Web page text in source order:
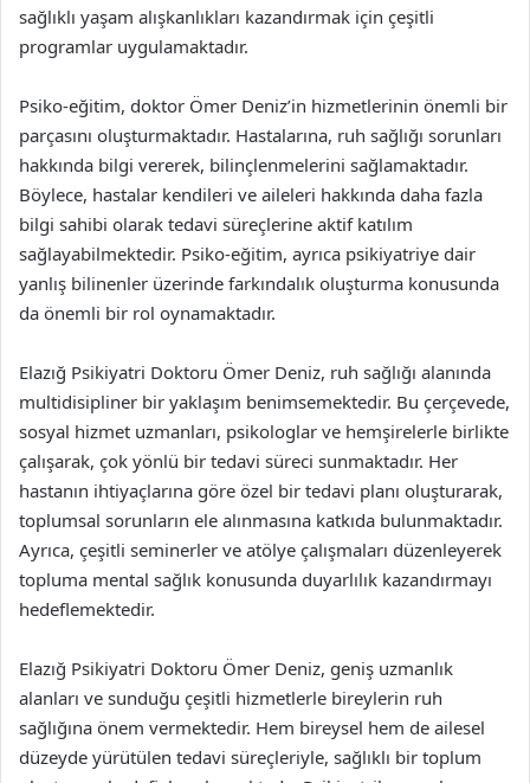
sağlıklı yaşam alışkanlıkları kazandırmak için çeşitli
programlar uygulamaktadır.
Psiko-eğitim, doktor Ömer Deniz’in hizmetlerinin önemli bir
parçasını oluşturmaktadır. Hastalarına, ruh sağlığı sorunları
hakkında bilgi vererek, bilinçlenmelerini sağlamaktadır.
Böylece, hastalar kendileri ve aileleri hakkında daha fazla
bilgi sahibi olarak tedavi süreçlerine aktif katılım
sağlayabilmektedir. Psiko-eğitim, ayrıca psikiyatriye dair
yanlış bilinenler üzerinde farkındalık oluşturma konusunda
da önemli bir rol oynamaktadır.
Elazığ Psikiyatri Doktoru Ömer Deniz, ruh sağlığı alanında
multidisipliner bir yaklaşım benimsemektedir. Bu çerçevede,
sosyal hizmet uzmanları, psikologlar ve hemşirelerle birlikte
çalışarak, çok yönlü bir tedavi süreci sunmaktadır. Her
hastanın ihtiyaçlarına göre özel bir tedavi planı oluşturarak,
toplumsal sorunların ele alınmasına katkıda bulunmaktadır.
Ayrıca, çeşitli seminerler ve atölye çalışmaları düzenleyerek
topluma mental sağlık konusunda duyarlılık kazandırmayı
hedeflemektedir.
Elazığ Psikiyatri Doktoru Ömer Deniz, geniş uzmanlık
alanları ve sunduğu çeşitli hizmetlerle bireylerin ruh
sağlığına önem vermektedir. Hem bireysel hem de ailesel
düzeyde yürütülen tedavi süreçleriyle, sağlıklı bir toplum